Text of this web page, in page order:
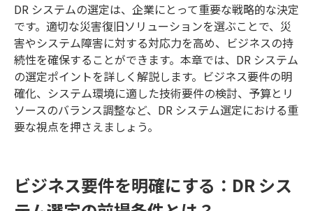
で不可欠です。ぜひこの記事を通じ
て、RPOとRTOの意味や違いを明確
にし、BCPの重要性を理解していた
だければと思います。
DR システムの選定は、企業にとって重要な戦略的な決定
です。適切な災害復旧ソリューションを選ぶことで、災
害やシステム障害に対する対応力を高め、ビジネスの持
続性を確保することができます。本章では、DR システム
の選定ポイントを詳しく解説します。ビジネス要件の明
確化、システム環境に適した技術要件の検討、予算とリ
ソースのバランス調整など、DR システム選定における重
要な視点を押さえましょう。
ビジネス要件を明確にする：DR シス